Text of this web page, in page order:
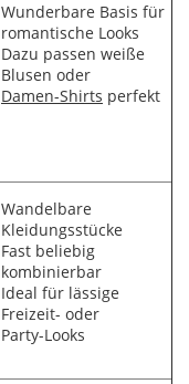
Wunderbare Basis für
romantische Looks
Dazu passen weiße
Blusen oder
Damen-Shirts perfekt
Wandelbare
Kleidungsstücke
Fast beliebig
kombinierbar
Ideal für lässige
Freizeit- oder
Party-Looks